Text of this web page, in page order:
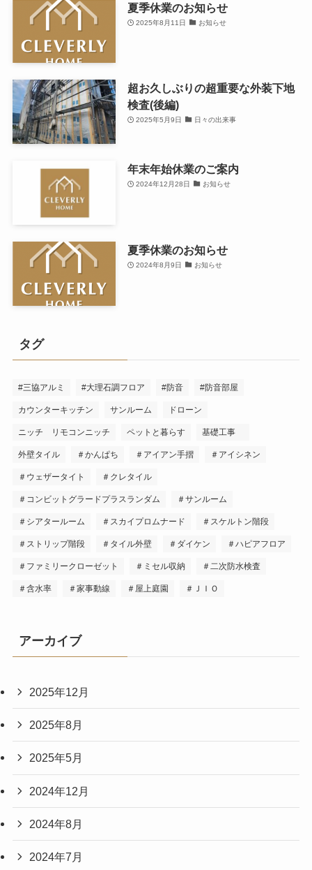
夏季休業のお知らせ
2025年8月11日 お知らせ
超お久しぶりの超重要な外装下地
検査(後編)
2025年5月9日 日々の出来事
年末年始休業のご案内
2024年12月28日 お知らせ
夏季休業のお知らせ
2024年8月9日 お知らせ
タグ
#三協アルミ #大理石調フロア #防音 #防音部屋
カウンターキッチン サンルーム ドローン
ニッチ リモコンニッチ ペットと暮らす 基礎工事
外壁タイル ＃かんぱち ＃アイアン手摺 ＃アイシネン
＃ウェザータイト ＃クレタイル
＃コンビットグラードプラスランダム ＃サンルーム
＃シアタールーム ＃スカイプロムナード ＃スケルトン階段
＃ストリップ階段 ＃タイル外壁 ＃ダイケン ＃ハピアフロア
＃ファミリークローゼット ＃ミセル収納 ＃二次防水検査
＃含水率 ＃家事動線 ＃屋上庭園 ＃ＪＩＯ
アーカイブ
2025年12月
2025年8月
2025年5月
2024年12月
2024年8月
2024年7月